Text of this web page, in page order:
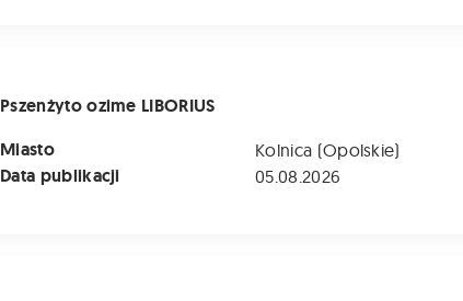
Pszenżyto ozime LIBORIUS
Miasto
Kolnica (Opolskie)
Data publikacji 05.08.2026